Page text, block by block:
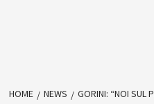
HOME NEWS
GORINI: “NOI SUL